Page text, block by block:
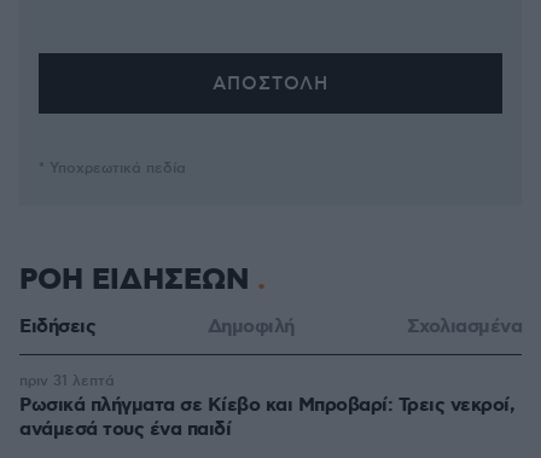
* Υποχρεωτικά πεδία
ΡΟΗ ΕΙΔΗΣΕΩΝ
Ειδήσεις Δημοφιλή Σχολιασμένα
Ρωσικά πλήγματα σε Κίεβο και Μπροβαρί: Τρεις νεκροί,
ανάμεσά τους ένα παιδί
πριν 31 λεπτά